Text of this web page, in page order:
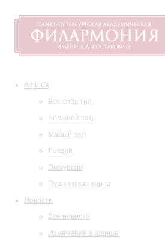
Афиша
Все события
Большой зал
Малый зал
Лекции
Экскурсии
Пушкинская карта
Новости
Все новости
Изменения в афише